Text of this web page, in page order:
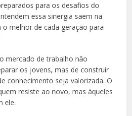
para os desafios do
essa sinergia saem na
melhor de cada geração para
mercado de trabalho não
os jovens, mas de construir
conhecimento seja valorizada. O
resiste ao novo, mas àqueles
ele.